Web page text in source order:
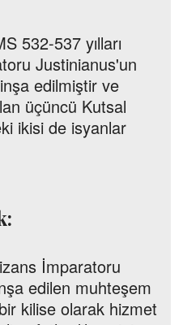
532-537 yılları
Justinianus'un
edilmiştir ve
üçüncü Kutsal
ikisi de isyanlar
İmparatoru
edilen muhteşem
kilise olarak hizmet